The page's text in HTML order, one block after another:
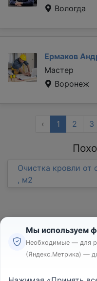
Вологда
Ермаков
Мастер
Воронеж
‹ 1 2 3
Очистка кровли от
, м2
Мы используем
Необходимые — для
(Яндекс.Метрика) —